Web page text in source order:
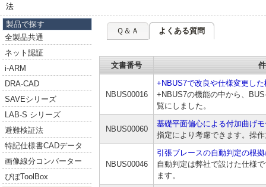
法
製品で探す
全製品共通
ネット認証
i-ARM
DRA-CAD
SAVEシリーズ
LAB-S シリーズ
避難検証法
特記仕様書CADデータ
画像線分コンバーター
ぴぼToolBox
Ｑ＆Ａ よくある質問
文書番号
NBUS00016
+NBUS7で改良や仕様変更し
+NBUS7の機能の中から、
覧にしました。
NBUS00060
基礎平面偏心による付加曲げ
指定により考慮できます。操
NBUS00046
引張ブレースの自動判定の根
自動判定は弊社で設けた仕様
ます。